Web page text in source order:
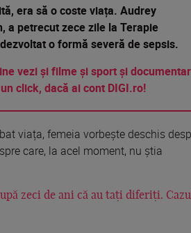
era să o coste viața. Audrey
a petrecut zece zile la Terapie
o formă severă de sepsis.
vezi și filme și sport și
click, dacă ai cont DIGI.ro!
viața, femeia vorbește deschis
care, la acel moment, nu știa
zeci de ani că au tați diferiți. Cazul